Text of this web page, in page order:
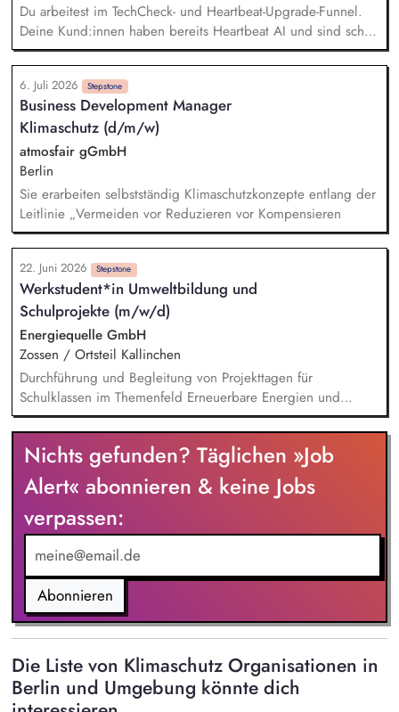
Du arbeitest im TechCheck- und Heartbeat-Upgrade-Funnel.
Deine Kund:innen haben bereits Heartbeat AI und sind schon
im 1KOMMA5° Kosmos. Sollte es noch zusätzliche kompatible
Hardware, zum Beispiel Speicher, Wechselrichter oder
Wallboxen benötigen, kommst du ins Spiel. Deine Aufgabe
ist es, diese Situation sauber zu führen: Verstehen, erklären,
Vertrauen schaffen, Angebot platzieren und den Abschluss
sichern. Echter Impact im Bestandsmarkt: Du hilfst
Hausbesitzer:innen, bestehende PV-, Speicher-,
Wärmepumpen- oder Wallbox-Systeme fit für Heartbeat AI
und Dynamic Pulse zu machen. Keine Kaltakquise: Du
sprichst mit warmen Leads, Bestandskund:innen und
Interessent:innen, die bereits Kontakt zu 1KOMMA5° hatten
und Heartbeat AI nutzen wollen.
6. Juli 2026 Stepstone
Business Development Manager
Klimaschutz (d/m/w)
atmosfair gGmbH
Berlin
Sie erarbeiten selbstständig Klimaschutzkonzepte entlang der
Leitlinie „Vermeiden vor Reduzieren vor Kompensieren
22. Juni 2026 Stepstone
Werkstudent*in Umweltbildung und
Schulprojekte (m/w/d)
Energiequelle GmbH
Zossen / Ortsteil Kallinchen
Durchführung und Begleitung von Projekttagen für
Schulklassen im Themenfeld Erneuerbare Energien und
Klimawandel Vermittlung von Inhalten durch Präsentationen,
spielerische Übungen und einfache Experimente Betreuung
von Besuchergruppen sowie Durchführung von Führungen in
Windenergieanlagen (ohne Aufstieg) Sicherstellung eines
reibungslosen Ablaufs inkl. Vor- und Nachbereitung der
Programminhalte Mitgestaltung eines positiven und
nachhaltigen Lernerlebnisses gemeinsam mit dem Team vor
Ort Erstellung von Content für Social Media zur Begleitung
der Projekte und Einblicke in die Bildungsarbeit
Nichts gefunden? Täglichen »Job
Alert« abonnieren & keine Jobs
verpassen:
Abonnieren
Die Liste von Klimaschutz Organisationen in
Berlin und Umgebung könnte dich